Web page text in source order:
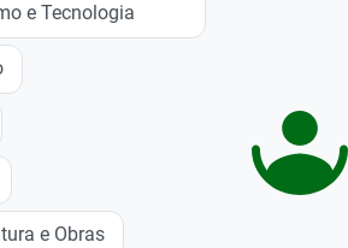
e Tecnologia
e Obras